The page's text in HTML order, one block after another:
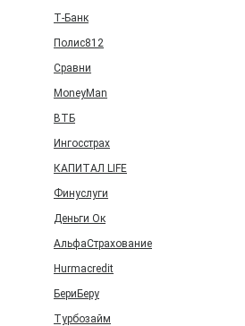
Т‑Банк
Полис812
Сравни
MoneyMan
ВТБ
Ингосстрах
КАПИТАЛ LIFE
Финуслуги
Деньги Ок
АльфаСтрахование
Hurmacredit
БериБеру
Турбозайм